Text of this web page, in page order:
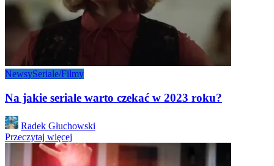
NewsySeriale/Filmy
Na jakie seriale warto czekać w 2023 roku?
Posted
by
Radek Głuchowski
Przeczytaj więcej